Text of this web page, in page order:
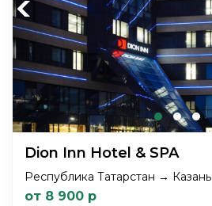
Previous
Dion Inn Hotel & SPA
Республика Татарстан → Казань
от 8 900 р